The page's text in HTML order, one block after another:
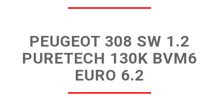
PEUGEOT 308 SW 1.2
PURETECH 130K BVM6
EURO 6.2